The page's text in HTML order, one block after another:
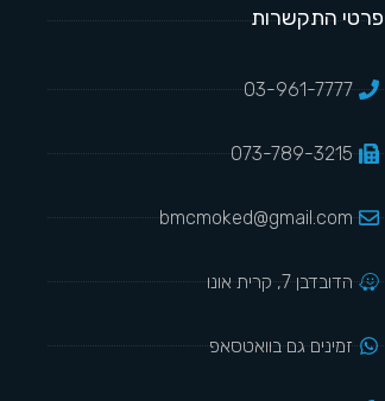
פרטי התקשרות
03-961-7777
073-789-3215
bmcmoked@gmail.com
הדובדבן 7, קרית אונו
זמינים גם בוואטסאפ